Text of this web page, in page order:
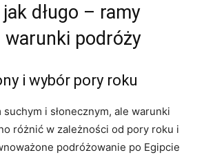
długo – ramy
warunki podróży
i wybór pory roku
i słonecznym, ale warunki
różnić w zależności od pory roku i
podróżowanie po Egipcie